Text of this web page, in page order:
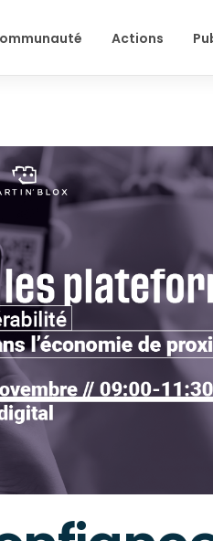
Actions